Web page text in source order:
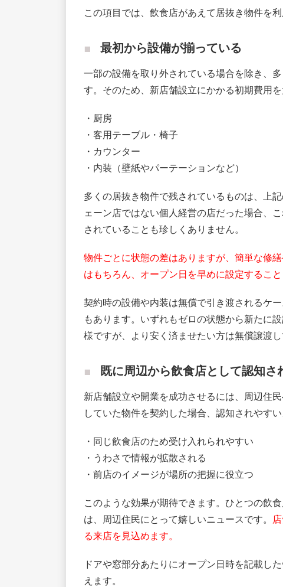
この項目では、飲食店があえて居抜き物件を
最初から設備が揃っている
一部の設備を取り外されている場合を除き、
す。そのため、新店舗設立にかかる初期費用
・厨房
・客用テーブル・椅子
・カウンター
・内装（壁紙やパーテーションなど）
多くの居抜き物件で残されているものは、上
ェーン店ではない個人経営の店だった場合、
されていることも珍しくありません。
物件ごとに状態の差はありますが、簡単な修
はもちろん、オープン日を早めに設定すること
契約時の設備や内装は無償で引き渡されるケ
もあります。いずれもゼロの状態から新たに
様ですが、より安く済ませたい方は無償譲渡
既に周辺から飲食店として認知さ
新店舗設立や開業を成功させるには、周辺住
していた物件を契約した場合、認知されやすい
・同じ飲食店のため受け入れられやすい
・うわさで情報が拡散される
・前店のイメージが場所の把握に役立つ
このような効果が期待できます。ひとつの飲
は、周辺住民にとって嬉しいニュースです。
る来店を見込めます。
ドアや窓部分あたりにオープン日時を記載し
えます。